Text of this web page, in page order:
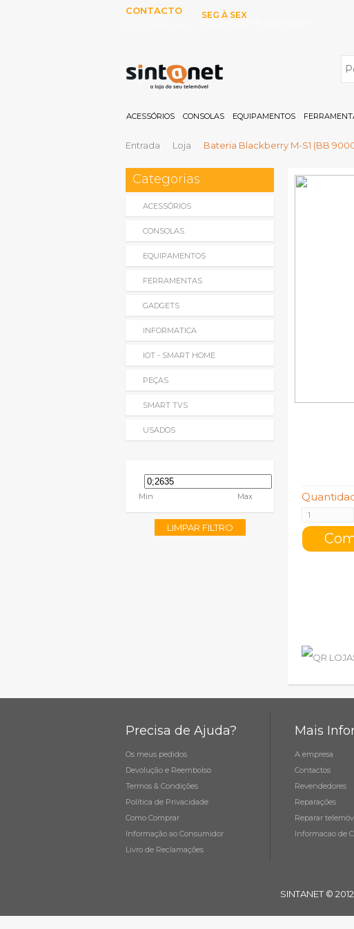
CONTACTO
SEG À SEX
ACESSÓRIOS CONSOLAS EQUIPAMENTOS
Entrada Loja Bateria Blackberry M-S1 (BB
Categorias
ACESSÓRIOS
CONSOLAS
EQUIPAMENTOS
FERRAMENTAS
GADGETS
INFORMATICA
IOT - SMART HOME
PEÇAS
SMART TVS
USADOS
Min Max
LIMPAR FILTRO
Precisa de Ajuda?
Os meus pedidos
Devolução e Reembolso
Termos & Condições
Política de Privacidade
Como Comprar
Informação ao Consumidor
Livro de Reclamações
Mais
A empresa
Contactos
Revendedores
Reparações
Reparar
Informacao de
SINTANET ©